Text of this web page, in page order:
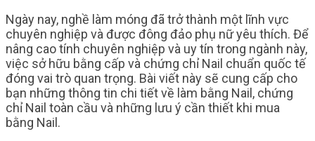
Ngày nay, nghề làm móng đã trở thành một lĩnh vực
chuyên nghiệp và được đông đảo phụ nữ yêu thích. Để
nâng cao tính chuyên nghiệp và uy tín trong ngành này,
việc sở hữu bằng cấp và chứng chỉ Nail chuẩn quốc tế
đóng vai trò quan trọng. Bài viết này sẽ cung cấp cho
bạn những thông tin chi tiết về làm bằng Nail, chứng
chỉ Nail toàn cầu và những lưu ý cần thiết khi mua
bằng Nail.